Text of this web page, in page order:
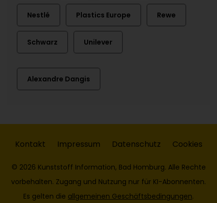
Nestlé Plastics Europe Rewe
Schwarz Unilever
Alexandre Dangis
Kontakt Impressum Datenschutz Cookies
© 2026 Kunststoff Information, Bad Homburg. Alle Rechte
vorbehalten. Zugang und Nutzung nur für KI-Abonnenten.
Es gelten die allgemeinen Geschäftsbedingungen.